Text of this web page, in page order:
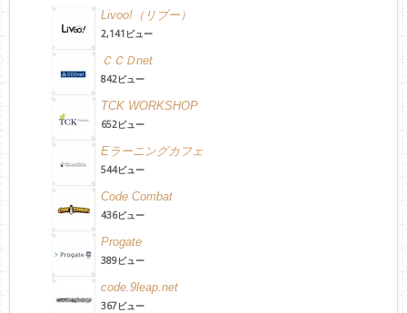
Livoo!（リブー）
2,141ビュー
ＣＣＤnet
842ビュー
TCK WORKSHOP
652ビュー
Eラーニングカフェ
544ビュー
Code Combat
436ビュー
Progate
389ビュー
code.9leap.net
367ビュー